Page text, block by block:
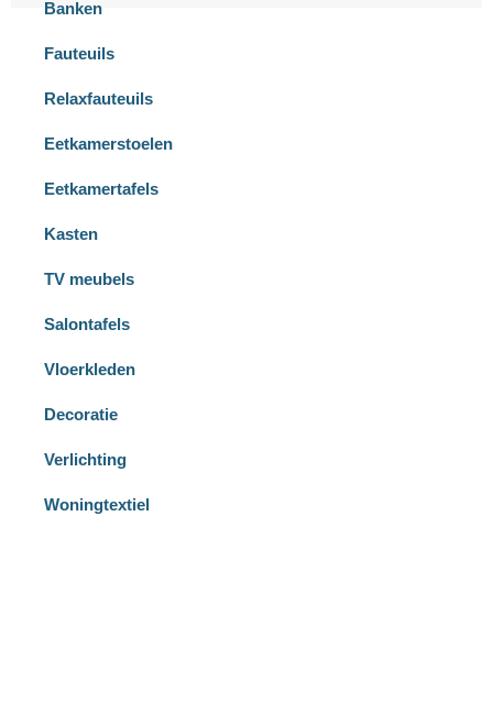
Banken
Fauteuils
Relaxfauteuils
Eetkamerstoelen
Eetkamertafels
Kasten
TV meubels
Salontafels
Vloerkleden
Decoratie
Verlichting
Woningtextiel